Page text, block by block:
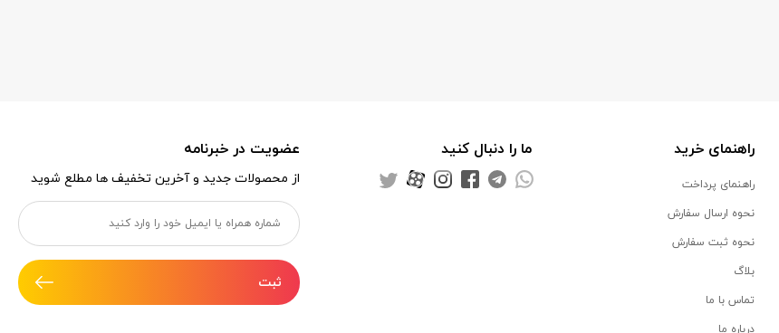
راهنمای خرید
راهنمای پرداخت
نحوه ارسال سفارش
نحوه ثبت سفارش
بلاگ
تماس با ما
درباره ما
ما را دنبال کنید عضویت در خبرنامه
از محصولات جدید و آخرین تخفیف ها مطلع شوید
ثبت